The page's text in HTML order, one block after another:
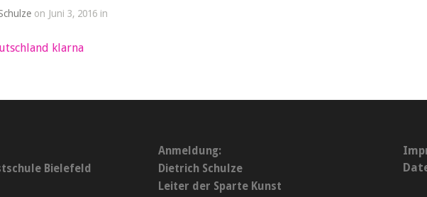
on Juni 3, 2016 in
klarna
Bielefeld
Anmeldung:
Dietrich Schulze
Leiter der Sparte Kunst